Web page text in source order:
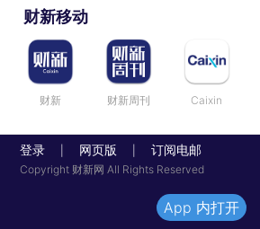
财新移动
财新 财新周刊 Caixin
登录 网页版 订阅电邮
Copyright 财新网 All Rights Reserved
App 内打开